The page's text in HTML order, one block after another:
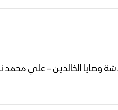
وصايا الخالدين – علي